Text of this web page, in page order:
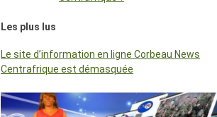
Les plus lus
Le site d’information en ligne Corbeau News
Centrafrique est démasquée